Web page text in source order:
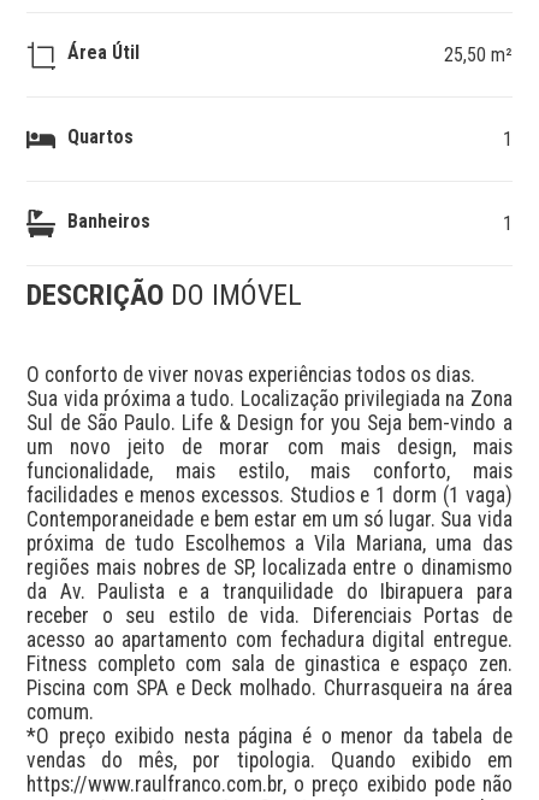
Área Útil 25,50 m²
Quartos 1
Banheiros 1
DESCRIÇÃO DO IMÓVEL
O conforto de viver novas experiências todos os dias.
Sua vida próxima a tudo. Localização privilegiada na Zona
Sul de São Paulo. Life & Design for you Seja bem-vindo a
um novo jeito de morar com mais design, mais
funcionalidade, mais estilo, mais conforto, mais
facilidades e menos excessos. Studios e 1 dorm (1 vaga)
Contemporaneidade e bem estar em um só lugar. Sua vida
próxima de tudo Escolhemos a Vila Mariana, uma das
regiões mais nobres de SP, localizada entre o dinamismo
da Av. Paulista e a tranquilidade do Ibirapuera para
receber o seu estilo de vida. Diferenciais Portas de
acesso ao apartamento com fechadura digital entregue.
Fitness completo com sala de ginastica e espaço zen.
Piscina com SPA e Deck molhado. Churrasqueira na área
comum.
*O preço exibido nesta página é o menor da tabela de
vendas do mês, por tipologia. Quando exibido em
https://www.raulfranco.com.br, o preço exibido pode não